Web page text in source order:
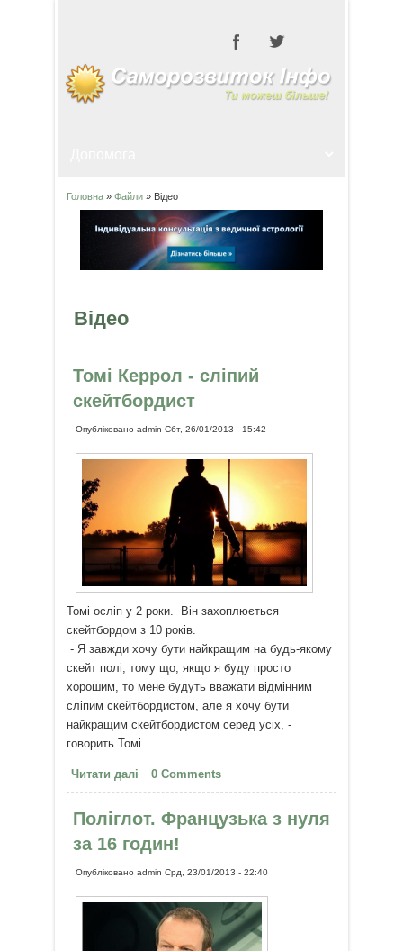
Ви є тут
Головна» Файли» Відео
Відео
Томі Керрол - сліпий
скейтбордист
Опублікованоadmin Сбт, 26/01/2013 - 15:42
Томі осліп у 2 роки. Він захоплюється
скейтбордом з 10 років.
- Я завжди хочу бути найкращим на будь-якому
скейт полі, тому що, якщо я буду просто
хорошим, то мене будуть вважати відмінним
сліпим скейтбордистом, але я хочу бути
найкращим скейтбордистом серед усіх, -
говорить Томі.
Читати далі про Томі Керрол - сліпий
скейтбордист
0 Comments
Поліглот. Французька з нуля
за 16 годин!
Опублікованоadmin Срд, 23/01/2013 - 22:40